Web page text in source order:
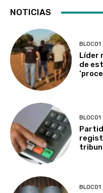
NOTICIAS
BLOCO1
Líder
de
BLOCO1
BLOCO1